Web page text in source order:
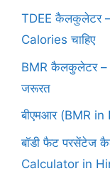
TDEE कैलकुलेटर
Calories चाहिए
BMR कैलकुलेटर –
जरूरत
बीएमआर (BMR
बॉडी फैट परसेंटेज
Calculator in